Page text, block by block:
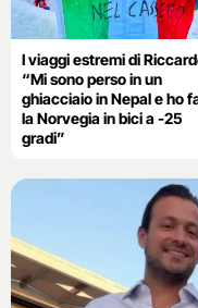
I viaggi estremi di
“Mi sono perso in un
ghiacciaio in Nepal e ho
la Norvegia in bici a -25
gradi”